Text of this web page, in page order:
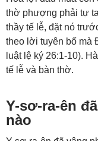
thờ phượng phải tự
thầy tế lễ, đặt nó
theo lời tuyên bố mà
luật lệ ký 26:1-10).
tế lễ và bàn thờ.
Y-sơ-ra-ên
nào